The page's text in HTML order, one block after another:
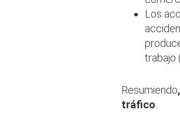
Los
trabajo
Resumiendo
tráfico.